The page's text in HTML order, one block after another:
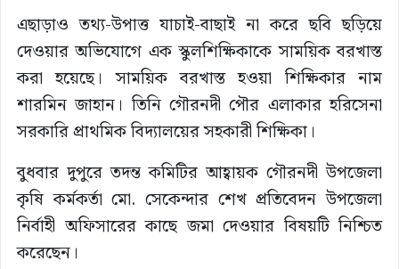
এছাড়াও তথ্য-উপাত্ত যাচাই-বাছাই না করে ছবি ছড়িয়ে
দেওয়ার অভিযোগে এক স্কুলশিক্ষিকাকে সাময়িক বরখাস্ত
করা হয়েছে। সাময়িক বরখাস্ত হওয়া শিক্ষিকার নাম
শারমিন জাহান। তিনি গৌরনদী পৌর এলাকার হরিসেনা
সরকারি প্রাথমিক বিদ্যালয়ের সহকারী শিক্ষিকা।
বুধবার দুপুরে তদন্ত কমিটির আহ্বায়ক গৌরনদী উপজেলা
কৃষি কর্মকর্তা মো. সেকেন্দার শেখ প্রতিবেদন উপজেলা
নির্বাহী অফিসারের কাছে জমা দেওয়ার বিষয়টি নিশ্চিত
করেছেন।